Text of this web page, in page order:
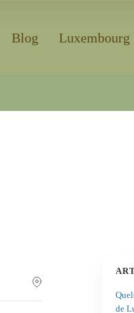
Blog Luxembourg
de